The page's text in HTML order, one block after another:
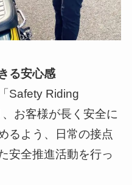
る安心感
Safety Riding
お客様が長く安全に
るよう、日常の接点
安全推進活動を行っ